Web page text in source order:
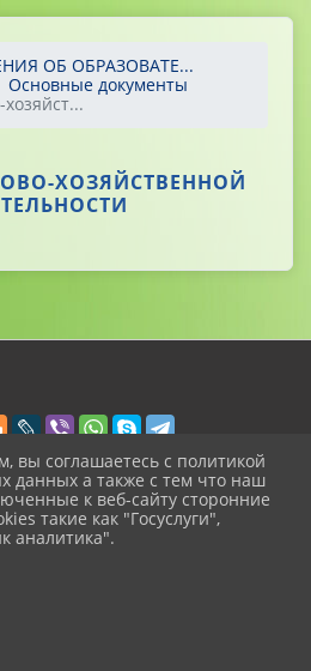
ОБ ОБРАЗОВАТЕ...
Основные документы
ХОЗЯЙСТВЕННОЙ
данных
вы соглашаетесь с политикой
данных а также с тем что наш
к веб-сайту сторонние
такие как "Госуслуги",
аналитика".